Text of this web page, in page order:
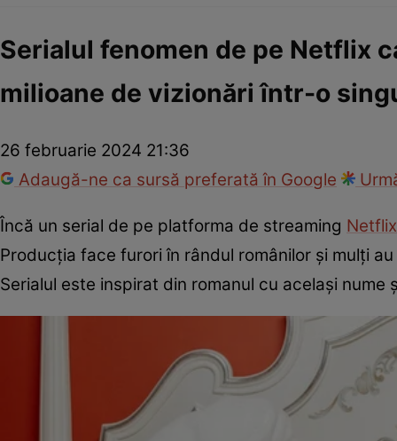
Serialul fenomen de pe Netflix
milioane de vizionări într-o
26 februarie 2024 21:36
Adaugă-ne ca sursă preferată în Google
Încă un serial de pe platforma de streaming
Producția face furori în rândul românilor și mulți
Serialul este inspirat din romanul cu același